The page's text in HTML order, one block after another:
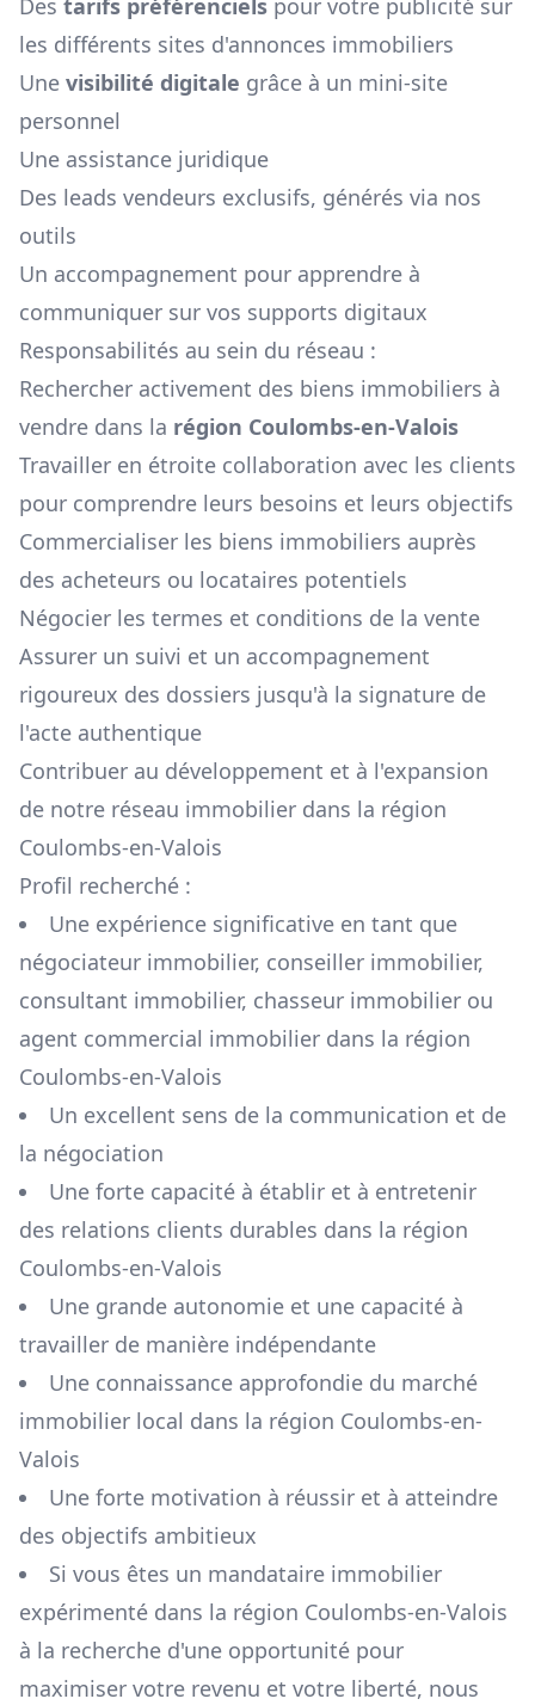
Des tarifs préférenciels pour votre publicité sur
les différents sites d'annonces immobiliers
Une visibilité digitale grâce à un mini-site
personnel
Une assistance juridique
Des leads vendeurs exclusifs, générés via nos
outils
Un accompagnement pour apprendre à
communiquer sur vos supports digitaux
Responsabilités au sein du réseau :
Rechercher activement des biens immobiliers à
vendre dans la région Coulombs-en-Valois
Travailler en étroite collaboration avec les clients
pour comprendre leurs besoins et leurs objectifs
Commercialiser les biens immobiliers auprès
des acheteurs ou locataires potentiels
Négocier les termes et conditions de la vente
Assurer un suivi et un accompagnement
rigoureux des dossiers jusqu'à la signature de
l'acte authentique
Contribuer au développement et à l'expansion
de notre réseau immobilier dans la région
Coulombs-en-Valois
Profil recherché :
Une expérience significative en tant que
négociateur immobilier, conseiller immobilier,
consultant immobilier, chasseur immobilier ou
agent commercial immobilier dans la région
Coulombs-en-Valois
Un excellent sens de la communication et de
la négociation
Une forte capacité à établir et à entretenir
des relations clients durables dans la région
Coulombs-en-Valois
Une grande autonomie et une capacité à
travailler de manière indépendante
Une connaissance approfondie du marché
immobilier local dans la région Coulombs-en-
Valois
Une forte motivation à réussir et à atteindre
des objectifs ambitieux
Si vous êtes un mandataire immobilier
expérimenté dans la région Coulombs-en-Valois
à la recherche d'une opportunité pour
maximiser votre revenu et votre liberté, nous